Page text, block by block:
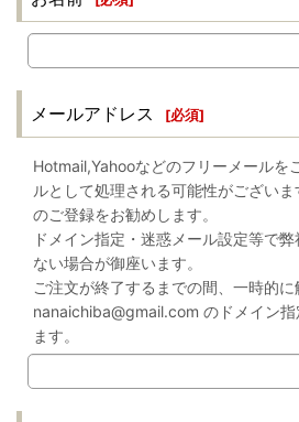
メールアドレス [必須]
Hotmail,Yahooなどのフリーメールを
ルとして処理される可能性がござい
のご登録をお勧めします。
ドメイン指定・迷惑メール設定等で
ない場合が御座います。
ご注文が終了するまでの間、一時的に
nanaichiba@gmail.com のドメイン
ます。